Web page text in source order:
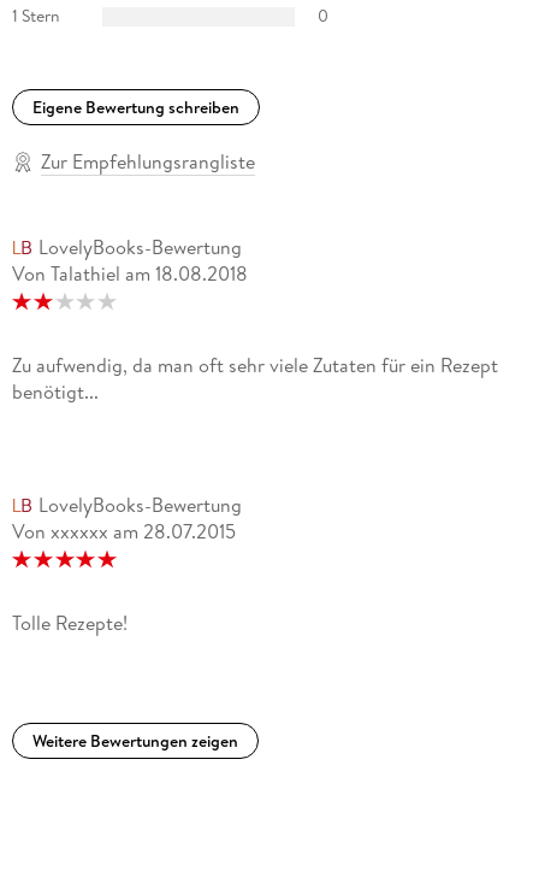
1 Stern 0
Eigene Bewertung schreiben
Zur Empfehlungsrangliste
LovelyBooks-Bewertung
Von Talathiel am 18.08.2018
Zu aufwendig, da man oft sehr viele Zutaten für ein Rezept
benötigt...
LovelyBooks-Bewertung
Von xxxxxx am 28.07.2015
Tolle Rezepte!
Weitere Bewertungen zeigen